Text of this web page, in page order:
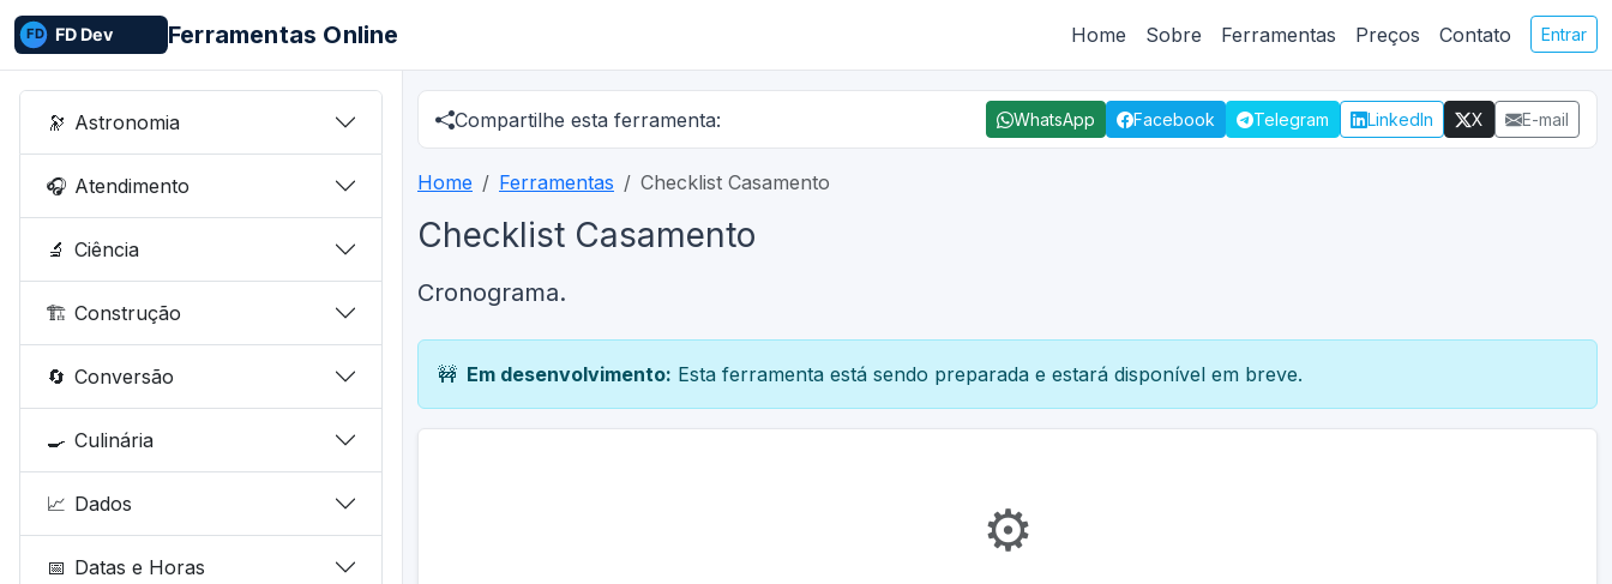
Ferramentas Online Home Sobre Ferramentas Preços Contato Entrar
🔭 Astronomia
🎧 Atendimento
🔬 Ciência
🏗️ Construção
🔄 Conversão
🍳 Culinária
📈 Dados
📅 Datas e Horas
Compartilhe esta ferramenta: WhatsApp Facebook Telegram LinkedIn X E-mail
Home Ferramentas Checklist Casamento
Checklist Casamento
Cronograma.
🚧 Em desenvolvimento: Esta ferramenta está sendo preparada e estará disponível em breve.
⚙️